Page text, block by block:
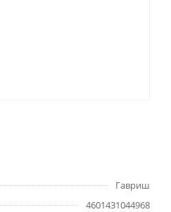
Гавриш
4601431044968